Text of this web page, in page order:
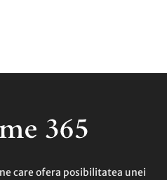
care ofera posibilitatea unei